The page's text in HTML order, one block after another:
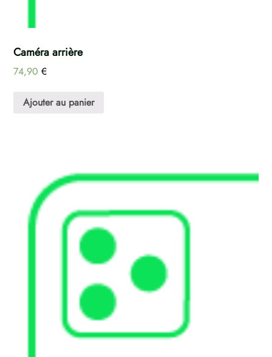
Caméra arrière
74,90 €
Ajouter au panier